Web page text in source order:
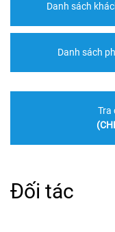
Danh sách
Danh sách
Tra
Đối tác